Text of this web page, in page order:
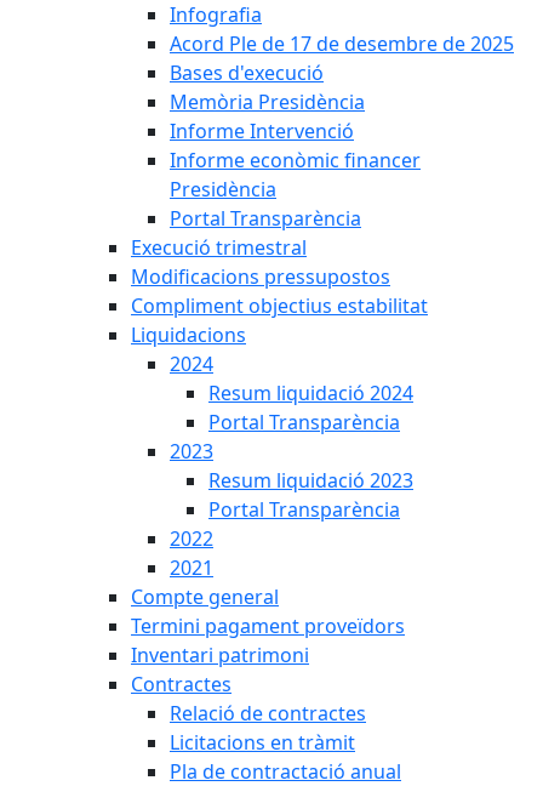
Infografia
Acord Ple de 17 de desembre de 2025
Bases d'execució
Memòria Presidència
Informe Intervenció
Informe econòmic financer
Presidència
Portal Transparència
Execució trimestral
Modificacions pressupostos
Compliment objectius estabilitat
Liquidacions
2024
Resum liquidació 2024
Portal Transparència
2023
Resum liquidació 2023
Portal Transparència
2022
2021
Compte general
Termini pagament proveïdors
Inventari patrimoni
Contractes
Relació de contractes
Licitacions en tràmit
Pla de contractació anual